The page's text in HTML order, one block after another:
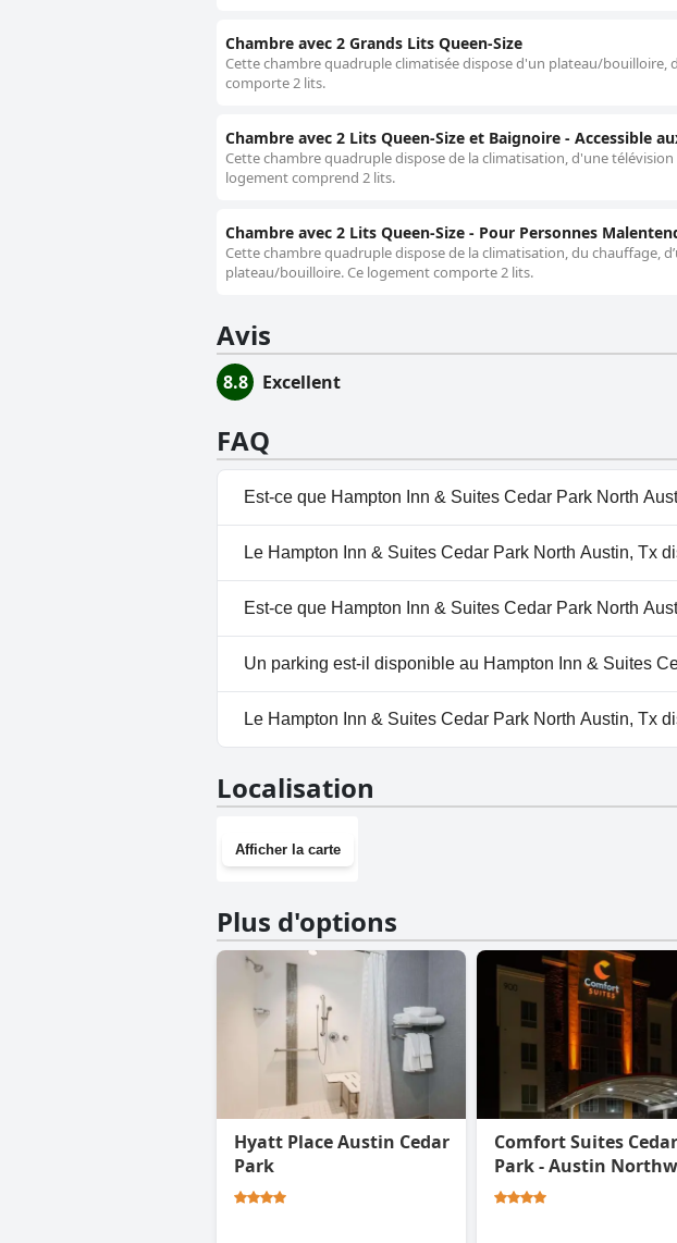
Chambre avec 2 Grands Lits Queen-Size
Cette chambre quadruple climatisée dispose d'un plateau/bouilloire,
comporte 2 lits.
Chambre avec 2 Lits Queen-Size et Baignoire - Accessible
Cette chambre quadruple dispose de la climatisation, d'une
logement comprend 2 lits.
Chambre avec 2 Lits Queen-Size - Pour Personnes
Cette chambre quadruple dispose de la climatisation, du chauffage,
plateau/bouilloire. Ce logement comporte 2 lits.
Avis
8.8 Excellent
FAQ
Est-ce que Hampton Inn & Suites Cedar Park North
Oui, Hampton Inn & Suites Cedar Park North
catégories suivantes : Piscine Extérieure.Pour plus
Le Hampton Inn & Suites Cedar Park North Austin, Tx
Non, il n'y a pas de spa à Hampton Inn & Suites
Est-ce que Hampton Inn & Suites Cedar Park North
Non, Hampton Inn & Suites Cedar Park North Austin,
Un parking est-il disponible au Hampton Inn & Suites
Non, il n'y a pas de parking à Hampton Inn & Suites
Le Hampton Inn & Suites Cedar Park North Austin, Tx
Localisation
Afficher la carte
Plus d'options
Hyatt Place Austin Cedar
Park
Comfort Suites Cedar
Park - Austin